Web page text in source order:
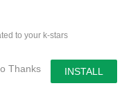
to your k-stars
Thanks INSTALL